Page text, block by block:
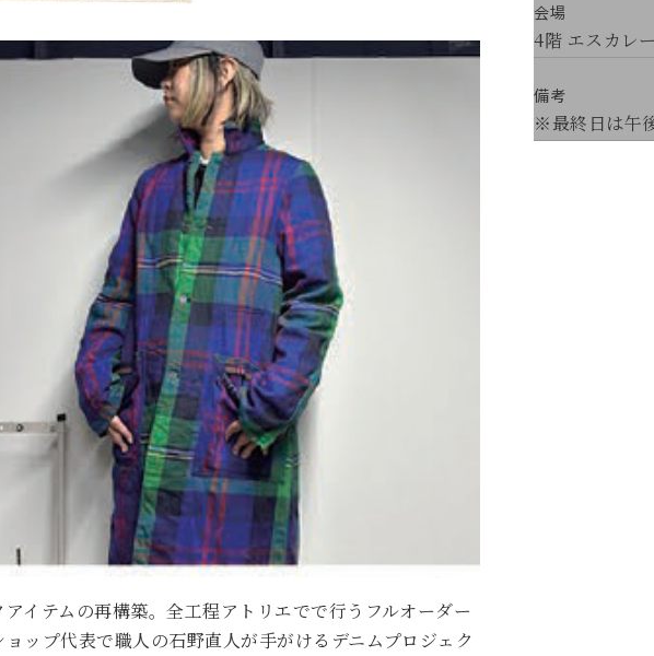
アイテムの再構築。全工程アトリエでで行うフルオーダー
ョップ代表で職人の石野直人が手がけるデニムプロジェク
会場
4階 エスカレ
備考
※最終日は午